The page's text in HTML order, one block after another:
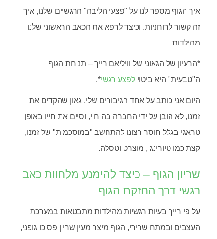
איך הגוף מספר לנו על "פצעי הליבה" הרגשיים שלנו, איך
זה קשור לרוחניות, וכיצד לרפא את הכאב הראשוני שלנו
מהילדות.
*הרעיון של הגאוני של וויליאם רייך – תנוחת הגוף
ה"טבעית" היא ביטוי לפצע רגשי*.
היום אני כותב על אחד הגיבורים שלי, גאון שהקדים את
זמנו, לא הובן על ידי החברה בה חיי, וסיים את חייו באופן
טראגי בגלל חוסר רצונו להתחשב "במוסכמות" של זמנו,
קצת כמו טיורינג , מוצרט וטסלה.
שריון הגוף – כיצד להימנע מלחוות כאב
רגשי דרך החזקת הגוף
על פי רייך בעיות רגשיות מהילדות מתבטאות במערכת
העצבים ובמתח שרירי, הגוף מיצר מעין שריון פסיכו גופני,